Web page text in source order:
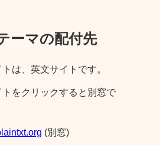
ーマの配付先
は、英文サイトです。
トをクリックすると別窓で
(別窓)